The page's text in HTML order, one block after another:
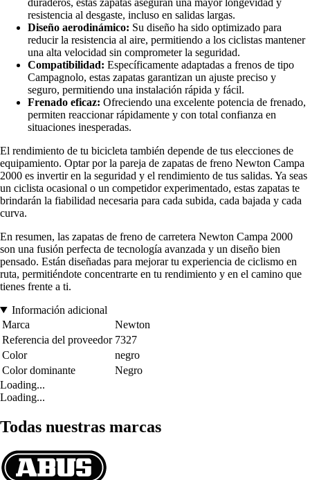
duraderos, estas zapatas aseguran una mayor longevidad y
resistencia al desgaste, incluso en salidas largas.
Diseño aerodinámico: Su diseño ha sido optimizado para
reducir la resistencia al aire, permitiendo a los ciclistas mantener
una alta velocidad sin comprometer la seguridad.
Compatibilidad: Específicamente adaptadas a frenos de tipo
Campagnolo, estas zapatas garantizan un ajuste preciso y
seguro, permitiendo una instalación rápida y fácil.
Frenado eficaz: Ofreciendo una excelente potencia de frenado,
permiten reaccionar rápidamente y con total confianza en
situaciones inesperadas.
El rendimiento de tu bicicleta también depende de tus elecciones de
equipamiento. Optar por la pareja de zapatas de freno Newton Campa
2000 es invertir en la seguridad y el rendimiento de tus salidas. Ya seas
un ciclista ocasional o un competidor experimentado, estas zapatas te
brindarán la fiabilidad necesaria para cada subida, cada bajada y cada
curva.
En resumen, las zapatas de freno de carretera Newton Campa 2000
son una fusión perfecta de tecnología avanzada y un diseño bien
pensado. Están diseñadas para mejorar tu experiencia de ciclismo en
ruta, permitiéndote concentrarte en tu rendimiento y en el camino que
tienes frente a ti.
Información adicional
Marca
Newton
Referencia del proveedor 7327
Color
negro
Color dominante
Negro
Loading...
Loading...
Todas nuestras marcas